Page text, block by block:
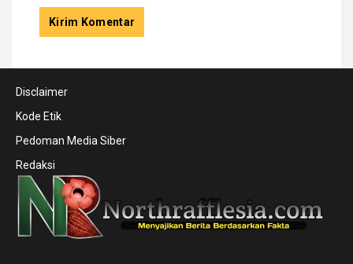
Disclaimer
Kode Etik
Pedoman Media Siber
Redaksi